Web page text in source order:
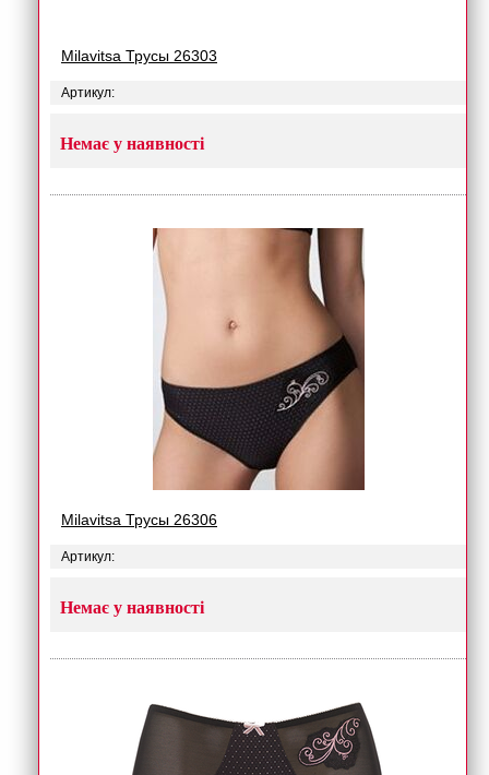
Milavitsa Трусы 26303
Артикул:
Немає у наявності
Milavitsa Трусы 26306
Артикул:
Немає у наявності